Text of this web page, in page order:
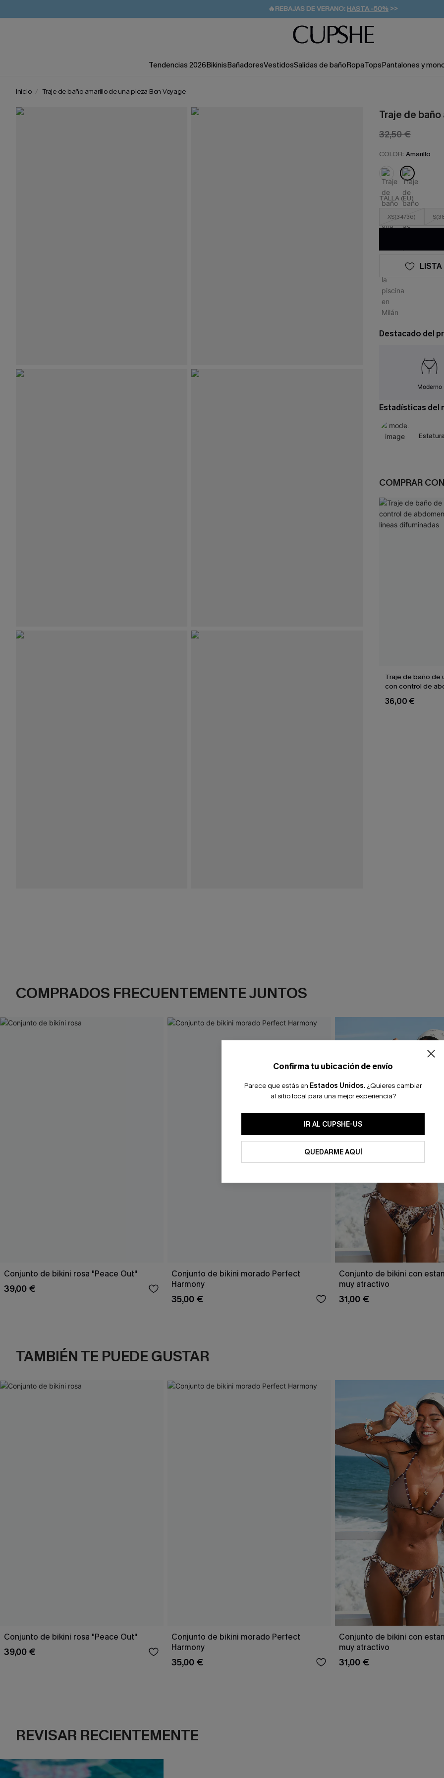
👒PROMOCIÓN DE VERANO:-10% EN 2 VESTIDOS
💌¡SUSCRIBIRSE & GANAR -10% EXTRA!
🚚ENVÍO GRATUITO A PARTIR DE 49 € >>
Tendencias 2026BikinisBañadoresVestidosSalidas de bañoRopaTopsPantalones y
Inicio Traje de baño amarillo de una pieza Bon Voyage
Traje de
32,50 €
COLOR: Amarillo
TALLA (EU)
XS(34/36)
LISTA
Destacado del
Moderno
Estadísticas del
COMPRAR
Traje de baño de
con control de
diseño de líneas
36,00 €
COMPRADOS FRECUENTEMENTE JUNTOS
Conjunto de bikini rosa "Peace Out"
39,00 €
Conjunto de bikini morado Perfect
Harmony
35,00 €
Conjunto de bikini con
muy atractivo
31,00 €
TAMBIÉN TE PUEDE GUSTAR
Conjunto de bikini rosa "Peace Out"
39,00 €
Conjunto de bikini morado Perfect
Harmony
35,00 €
Conjunto de bikini con
muy atractivo
31,00 €
REVISAR RECIENTEMENTE
Confirma tu ubicación de envío
Parece que estás en Estados Unidos. ¿Quieres cambiar
al sitio local para una mejor experiencia?
IR AL CUPSHE-US
QUEDARME AQUÍ